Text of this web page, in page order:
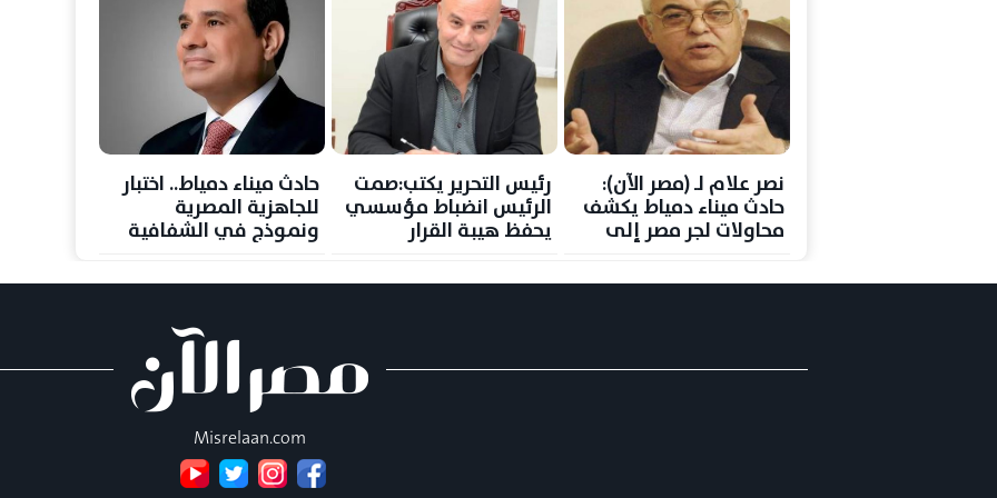
نصر علام لـ (مصر الآن):
حادث ميناء دمياط يكشف
محاولات لجر مصر إلى
رئيس التحرير يكتب:صمت
الرئيس انضباط مؤسسي
يحفظ هيبة القرار
حادث ميناء دمياط.. اختبار
للجاهزية المصرية
ونموذج في الشفافية
Misrelaan.com